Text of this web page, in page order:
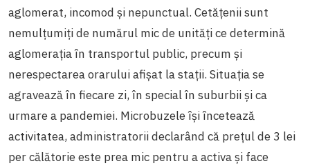
aglomerat, incomod și nepunctual. Cetățenii sunt
nemulțumiți de numărul mic de unități ce determină
aglomerația în transportul public, precum și
nerespectarea orarului afișat la stații. Situația se
agravează în fiecare zi, în special în suburbii și ca
urmare a pandemiei. Microbuzele își încetează
activitatea, administratorii declarând că prețul de 3 lei
per călătorie este prea mic pentru a activa și face